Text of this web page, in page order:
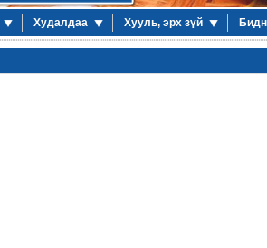
Худалдаа Хууль, эрх зүй